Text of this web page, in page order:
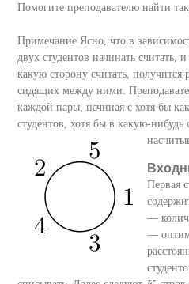
Помогите преподавателю найти
Примечание Ясно, что в
двух студентов начинать считать,
какую сторону считать, получится
сидящих между ними.
каждой пары, начиная с хотя бы
студентов, хотя бы в какую-нибудь
Первая
—
—